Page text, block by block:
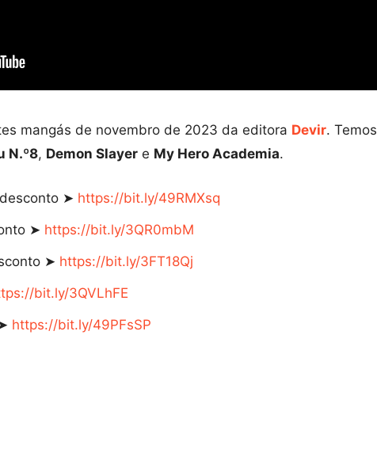
mangás de novembro de 2023 da editora Devir. Temos
N.º8, Demon Slayer e My Hero Academia.
➤ https://bit.ly/49RMXsq
➤ https://bit.ly/3QR0mbM
➤ https://bit.ly/3FT18Qj
bit.ly/3QVLhFE
https://bit.ly/49PFsSP